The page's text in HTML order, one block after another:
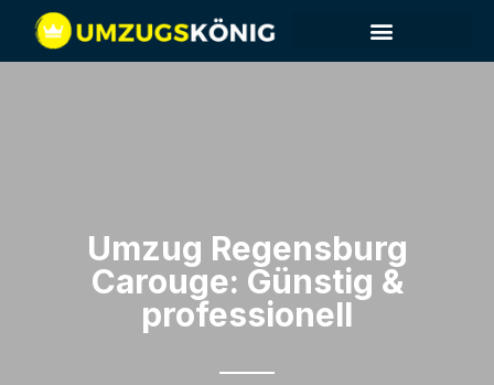
Umzug Regensburg​
Carouge: Günstig &
professionell​